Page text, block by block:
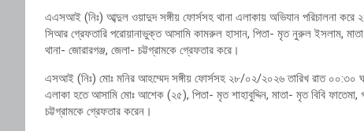
এএসআই (নিঃ) আব্দুল ওয়াদুদ সঙ্গীয় ফোর্সসহ থানা এলাকায় অভিযান পরিচালনা
সিআর গ্রেফতারি পরোয়ানাভুক্ত আসামি কামরুল হাসান, পিতা- মৃত নুরুল ইসলাম, মাতা-
থানা- জোরারগঞ্জ, জেলা- চট্টগ্রামকে গ্রেফতার করে।
এসআই (নিঃ) মোঃ মনির আহম্মেদ সঙ্গীয় ফোর্সসহ ২৮/০২/২০২৬ তারিখ রাত ০০:৩০
এলাকা হতে আসামি মোঃ আশেক (২৫), পিতা- মৃত শাহাবুদ্দিন, মাতা- মৃত বিবি ফাতেমা,
চট্টগ্রামকে গ্রেফতার করেন।